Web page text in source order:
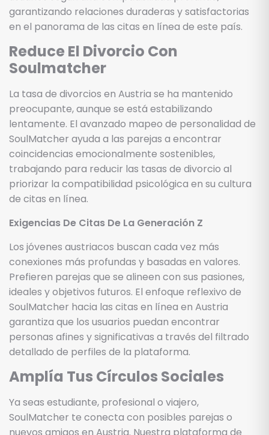
garantizando relaciones duraderas y satisfactorias
en el panorama de las citas en línea de este país.
Reduce El Divorcio Con
Soulmatcher
La tasa de divorcios en Austria se ha mantenido
preocupante, aunque se está estabilizando
lentamente. El avanzado mapeo de personalidad de
SoulMatcher ayuda a las parejas a encontrar
coincidencias emocionalmente sostenibles,
trabajando para reducir las tasas de divorcio al
priorizar la compatibilidad psicológica en su cultura
de citas en línea.
Exigencias De Citas De La Generación Z
Los jóvenes austriacos buscan cada vez más
conexiones más profundas y basadas en valores.
Prefieren parejas que se alineen con sus pasiones,
ideales y objetivos futuros. El enfoque reflexivo de
SoulMatcher hacia las citas en línea en Austria
garantiza que los usuarios puedan encontrar
personas afines y significativas a través del filtrado
detallado de perfiles de la plataforma.
Amplía Tus Círculos Sociales
Ya seas estudiante, profesional o viajero,
SoulMatcher te conecta con posibles parejas o
nuevos amigos en Austria. Nuestra plataforma de